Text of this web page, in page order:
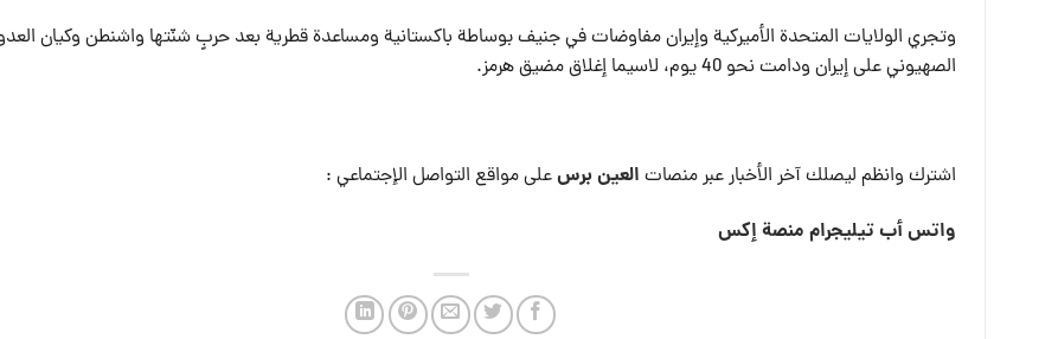
وتجري الولايات المتحدة الأميركية وإيران مفاوضات في جنيف بوساطة باكستانية ومساعدة قطرية بعد حربٍ شنّتها واشنطن وكيان
الصهيوني على إيران ودامت نحو 40 يوم، لاسيما إغلاق مضيق هرمز.
اشترك وانظم ليصلك آخر الأخبار عبر منصات العين برسعلى مواقع التواصل الإجتماعي :
واتس أبتيليجرام منصة إكس